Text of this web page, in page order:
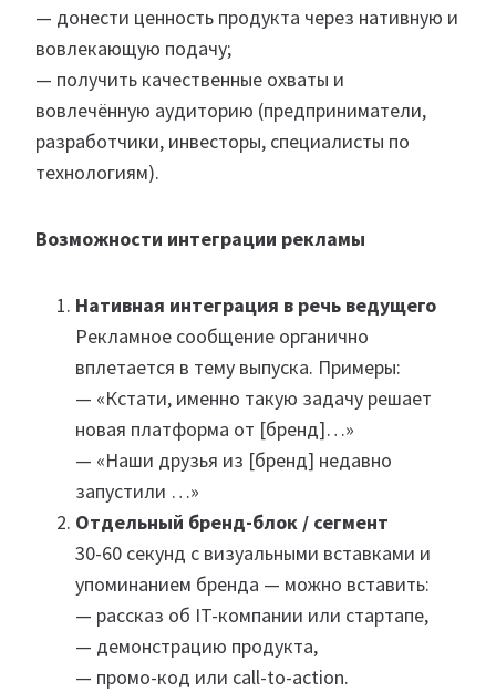
— донести ценность продукта через нативную и
вовлекающую подачу;
— получить качественные охваты и
вовлечённую аудиторию (предприниматели,
разработчики, инвесторы, специалисты по
технологиям).
Возможности интеграции рекламы
Нативная интеграция в речь ведущего
Рекламное сообщение органично
вплетается в тему выпуска. Примеры:
— «Кстати, именно такую задачу решает
новая платформа от [бренд]…»
— «Наши друзья из [бренд] недавно
запустили …»
Отдельный бренд-блок / сегмент
30-60 секунд с визуальными вставками и
упоминанием бренда — можно вставить:
— рассказ об IT-компании или стартапе,
— демонстрацию продукта,
— промо-код или call-to-action.